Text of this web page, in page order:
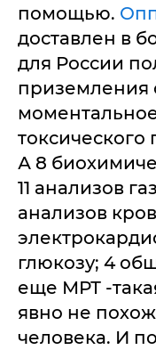
помощью.
доставлен в
для России
приземления
А 8
11 анализов
анализов
глюкозу; 4
еще МРТ -
явно не
человека. И